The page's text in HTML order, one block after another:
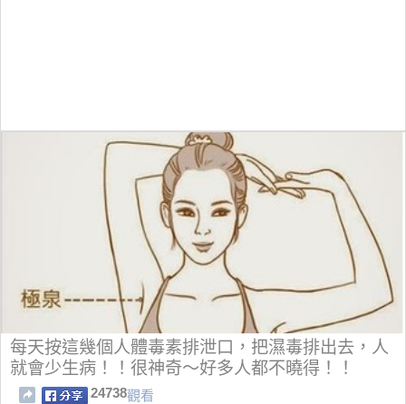
每天按這幾個人體毒素排泄口，把濕毒排出去，人
就會少生病！！很神奇～好多人都不曉得！！
24738觀看